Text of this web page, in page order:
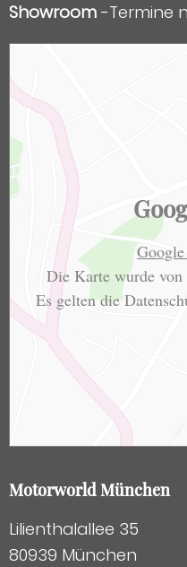
Showroom -Termine
Die Karte wurde von
Es gelten die
Motorworld München
Lilienthalallee 35
80939 München